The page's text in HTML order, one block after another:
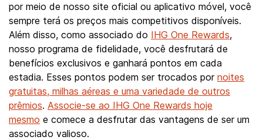
por meio de nosso site oficial ou aplicativo móvel, você
sempre terá os preços mais competitivos disponíveis.
Além disso, como associado do IHG One Rewards,
nosso programa de fidelidade, você desfrutará de
benefícios exclusivos e ganhará pontos em cada
estadia. Esses pontos podem ser trocados por noites
gratuitas, milhas aéreas e uma variedade de outros
prêmios. Associe-se ao IHG One Rewards hoje
mesmo e comece a desfrutar das vantagens de ser um
associado valioso.